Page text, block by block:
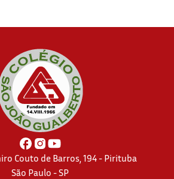
Couto de Barros, 194 - Pirituba
São Paulo - SP